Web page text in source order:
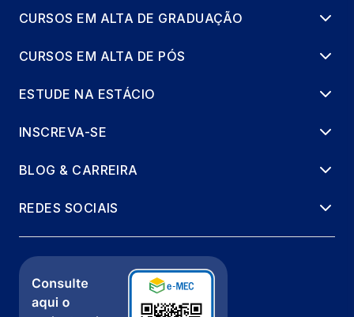
CURSOS EM ALTA DE GRADUAÇÃO
CURSOS EM ALTA DE PÓS
ESTUDE NA ESTÁCIO
INSCREVA-SE
BLOG & CARREIRA
REDES SOCIAIS